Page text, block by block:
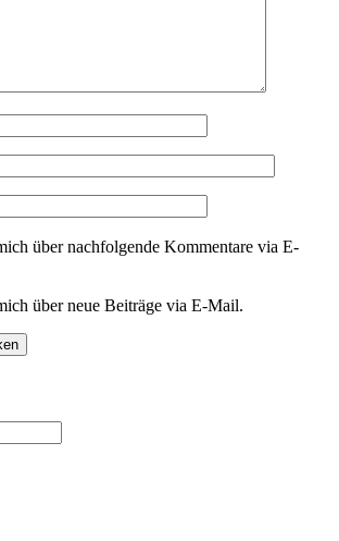
über nachfolgende Kommentare via E-
über neue Beiträge via E-Mail.